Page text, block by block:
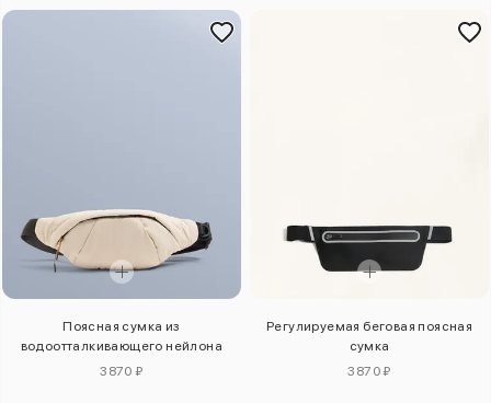
Поясная сумка из
водоотталкивающего нейлона
3870 ₽
Регулируемая беговая поясная
сумка
3870 ₽